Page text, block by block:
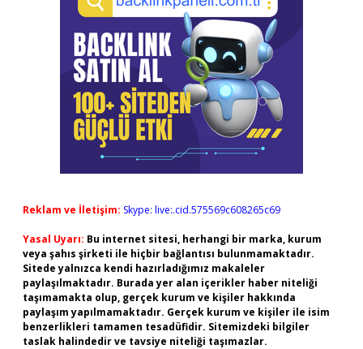
Reklam ve İletişim: Skype: live:.cid.575569c608265c69
Yasal Uyarı: Bu internet sitesi, herhangi bir marka, kurum
veya şahıs şirketi ile hiçbir bağlantısı bulunmamaktadır.
Sitede yalnızca kendi hazırladığımız makaleler
paylaşılmaktadır. Burada yer alan içerikler haber niteliği
taşımamakta olup, gerçek kurum ve kişiler hakkında
paylaşım yapılmamaktadır. Gerçek kurum ve kişiler ile isim
benzerlikleri tamamen tesadüfidir. Sitemizdeki bilgiler
taslak halindedir ve tavsiye niteliği taşımazlar.